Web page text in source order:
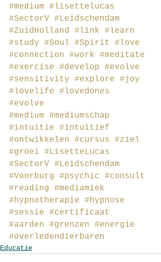
#medium
#lisettelucas
#SectorV #Leidschendam
#ZuidHolland
#link
#learn
#study
#Soul #Spirit
#love
#connection
#work
#meditate
#exercise
#develop
#evolve
#sensitivity
#explore
#joy
#lovelife
#lovedones
#evolve
#medium
#mediumschap
#intuitie
#intuitief
#ontwikkelen
#cursus
#ziel
#groei
#LisetteLucas
#SectorV #Leidschendam
#Voorburg
#psychic
#consult
#reading
#mediamiek
#hypnotherapie
#hypnose
#sessie
#certificaat
#aarden
#grenzen
#energie
#overledendierbaren
Educatie